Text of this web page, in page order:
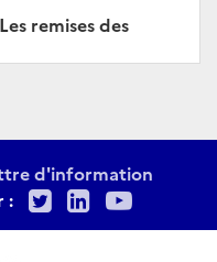
remises des
d'information
:
TwitterLinkedIn